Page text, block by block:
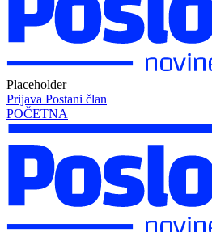
Placeholder
Prijava Postani član
POČETNA